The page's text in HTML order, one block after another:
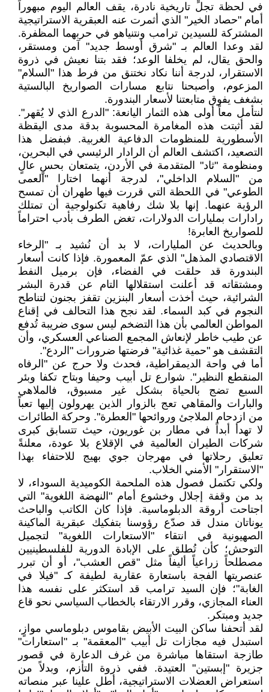
​في لحظة تجلٍّ تاريخية نادرة، يقف العالم اليوم مبهوراً
أمام "حصاد الخير" الذي أثمرت عنه العبقرية الاستراتيجية
المشتركة للسيدين ترامب ونتنياهو في حربهما المظفرة.
لقد وعدا العالم بـ "شرق أوسط جديد" آمن ومستقر،
والحق يقال، لم يخلفا الوعد؛ فقد بتنا نعيش في ذروة
الاستقرار، لدرجة أننا نكاد نختنق من فرط هذا "السلام"
المزعوم، وأصبحنا نتابع مسارات الصواريخ البالستية
بشغف يفوق متابعتنا لأسعار البندورة.
​لنتأمل معاً أولى هذه الثمار اليانعة: "الدرع الذي لا يُقهر".
لقد أثبتت هذه المغامرة المحسوبة بدقة مدى اليقظة
الأسطورية للمنظومات الدفاعية الغربية. فبفضل هذا
التصعيد، اكتشف العالم أن الرادار الرئيسي في البحرين،
ومنظومة "ثاد" المتقدمة في الأردن، يتمتعان بحسٍ عالٍ
من "السلام الداخلي"، لدرجة أنهما اختارا "العمى
الطوعي" في اللحظة التي قررت فيها طهران أن تمسح
الرؤية عنهما. إنها بلا شك رفاهية تكنولوجية أن تمتلك
رادارات بمليارات الدولارات، تغض الطرف بأدب احتراماً
للصواريخ العابرة!
​وبالحديث عن المليارات، لا بد أن نُشيد بـ "الرخاء
الاقتصادي المذهل" الذي عمّ المعمورة. فإذا كانت أسعار
البندورة قد حلقت في الفضاء، فإن برميل النفط
ومشتقاته قد أعلنت استقلالها التام عن قدرة البشر
الشرائية، حيث أخذت أسعار البنزين تقفز بجنون لتناطح
النجوم في كبد السماء. لقد نجح هذا التحالف في إقناع
المواطن العالمي بأن هذا التضخم ليس سوى ضريبة تُدفع
عن طيب خاطر لإنعاش المجمع الصناعي العسكري، وأن
التقشف هو "حمية غذائية" فرضتها ضرورات "الردع".
​أما في واحة الديمقراطية، فحدث ولا حرج عن "الرفاه
المنقطع النظير". شوارع تل أبيب وحيفا وبتاح تكفا وبئر
السبع تضج بالحياة بشكل غير مسبوق، فالملاهي
والبارات والمقاهي تعج بالزوار الذين يهرولون إليها تعباً
من ازدحام الملاجئ وروائحها "العطرة". وحركة الطائرات
لا تهدأ أبداً في مطار بن غوريون، حيث تتسابق كبرى
شركات الطيران العالمية في الإقلاع بلا عودة، معلنةً
تعليق رحلاتها في مهرجان جوي بهيج للاحتفاء بهذا
"الاستقرار" الأمني الخلاب.
​ولكي تكتمل فصول هذه الملحمة الكوميدية السوداء، لا
بد من وقفة إجلال وخشوع أمام "النهضة اللغوية" التي
اجتاحت أروقة الدبلوماسية. فإذا كان الكاتب والباحث
يوناتان مندل قد صدّع رؤوسنا بتفكيك عبقرية الماكينة
الصهيونية في انتقاء "الاستعارات اللغوية" لتجميل
التوحش؛ كأن تُطلق على الإبادة الدورية للفلسطينيين
مصطلحاً زراعياً أليفاً مثل "قص العشب"، أو أن تبرر
عنصريتها الفجة باستعارة عقارية لطيفة كـ "فيلا في
الغابة"؛ فإن السيد ترامب قد استكثر على نفسه هذا
العناء المجازي، وقرر الارتقاء بالخطاب السياسي نحو قاع
جديد ومبتكر.
​لقد أتحفنا ساكن البيت الأبيض بقاموس دبلوماسي موازٍ،
استبدل فيه مجازات تل أبيب "المعقمة" بـ "استعارات"
طازجة استقاها مباشرة من غرف الدعارة في قصور
جزيرة "إبستين" العتيدة. ففي ذروة التأزم، وبدلاً من
استعراض العضلات الاستراتيجية، أطل علينا عبر منصاته